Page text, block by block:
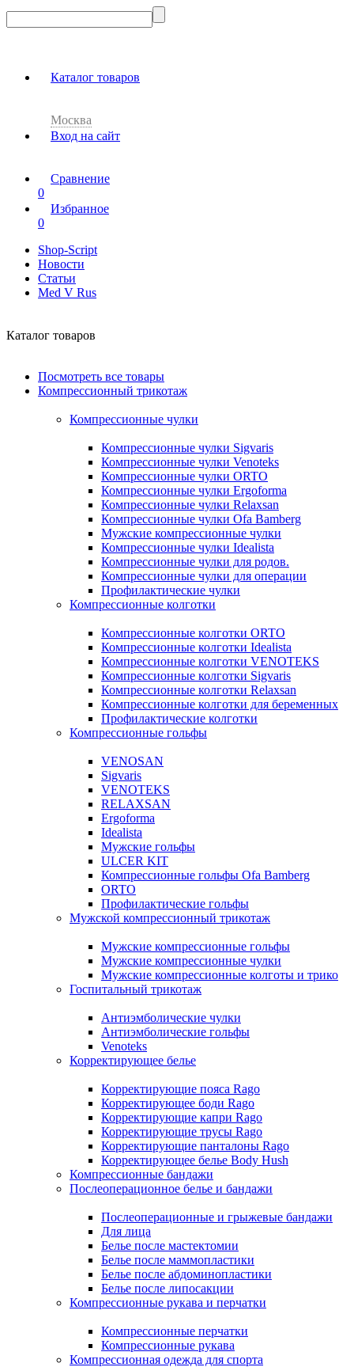
Каталог товаров
Москва
Вход на сайт
Сравнение
0
Избранное
0
Shop-Script
Новости
Статьи
Med V Rus
Каталог товаров
Посмотреть все товары
Компрессионный трикотаж
Компрессионные чулки
Компрессионные чулки Sigvaris
Компрессионные чулки Venoteks
Компрессионные чулки ORTO
Компрессионные чулки Ergoforma
Компрессионные чулки Relaxsan
Компрессионные чулки Ofa Bamberg
Мужские компрессионные чулки
Компрессионные чулки Idealista
Компрессионные чулки для родов.
Компрессионные чулки для операции
Профилактические чулки
Компрессионные колготки
Компрессионные колготки ORTO
Компрессионные колготки Idealista
Компрессионные колготки VENOTEKS
Компрессионные колготки Sigvaris
Компрессионные колготки Relaxsan
Компрессионные колготки для беременных
Профилактические колготки
Компрессионные гольфы
VENOSAN
Sigvaris
VENOTEKS
RELAXSAN
Ergoforma
Idealista
Мужские гольфы
ULCER KIT
Компрессионные гольфы Ofa Bamberg
ORTO
Профилактические гольфы
Мужской компрессионный трикотаж
Мужские компрессионные гольфы
Мужские компрессионные чулки
Мужские компрессионные колготы и трико
Госпитальный трикотаж
Антиэмболические чулки
Антиэмболические гольфы
Venoteks
Корректирующее белье
Корректирующие пояса Rago
Корректирующее боди Rago
Корректирующие капри Rago
Корректирующие трусы Rago
Корректирующие панталоны Rago
Корректирующее белье Body Hush
Компрессионные бандажи
Послеоперационное белье и бандажи
Послеоперационные и грыжевые бандажи
Для лица
Белье после мастектомии
Белье после маммопластики
Белье после абдоминопластики
Белье после липосакции
Компрессионные рукава и перчатки
Компрессионные перчатки
Компрессионные рукава
Компрессионная одежда для спорта